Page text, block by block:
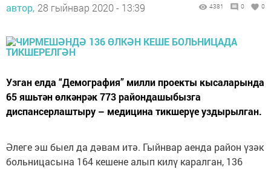
автор, 28 гыйнвар 2020 - 13:39 4381 0 0
Узган елда “Демография” милли проекты кысаларында
65 яшьтән өлкәнрәк 773 райондашыбызга
диспансерлаштыру – медицина тикшерүе уздырылган.
Әлеге эш быел да дәвам итә. Гыйнвар аенда район үзәк
больницасына 164 кешене алып килү каралган, 136